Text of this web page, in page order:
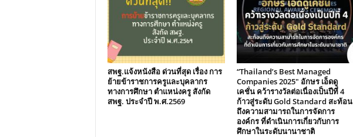
สพฐ.แจ้งหนังสือ ด่วนที่สุด เรื่อง การ
ย้ายข้าราชการครูและบุคลากร
ทางการศึกษา ตำแหน่งครู สังกัด
สพฐ. ประจำปี พ.ศ.2569
“Thailand’s Best Managed
Companies 2025″ อักษร เอ็ดดู
เคชั่น คว้ารางวัลต่อเนื่องเป็นปีที่ 4
ก้าวสู่ระดับ Gold Standard สะท้อน
ถึงความสามารถในการจัดการ
องค์กร ที่ดำเนินการเกี่ยวกับการ
ศึกษาในระดับนานาชาติ